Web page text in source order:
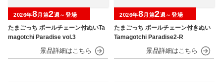
たまごっち ボールチェーン付ぬいTa
magotchi Paradise vol.3
2026年8月第2週～登場
たまごっち ボールチェーン付きぬい
Tamagotchi Paradise2-R
2026年8月第2週～登場